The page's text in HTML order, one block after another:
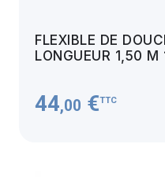
FLEXIBLE DE
LONGUEUR 1,50 M
44,00 €TTC